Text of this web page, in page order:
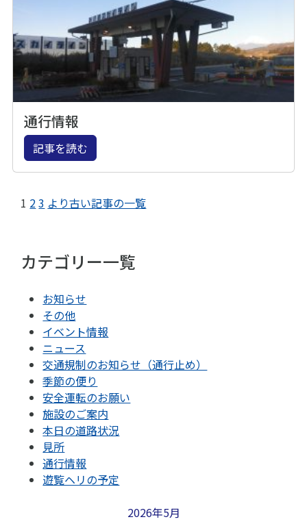
通行情報
記事を読む
1 23 より古い記事の一覧
カテゴリー一覧
お知らせ
その他
イベント情報
ニュース
交通規制のお知らせ（通行止め）
季節の便り
安全運転のお願い
施設のご案内
本日の道路状況
見所
通行情報
遊覧ヘリの予定
2026年5月